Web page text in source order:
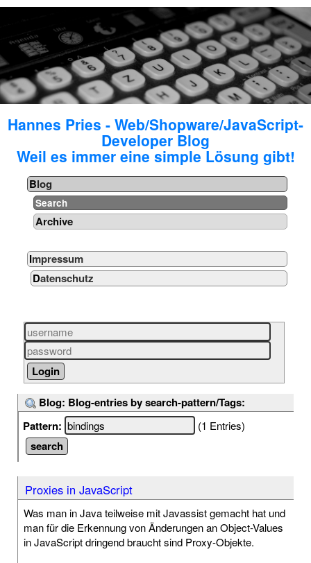
Hannes Pries - Web/Shopware/JavaScript-
Developer Blog
Weil es immer eine simple Lösung gibt!
Blog
Search
Archive
Impressum
Datenschutz
Blog: Blog-entries by search-pattern/Tags:
Pattern:
(1 Entries)
Proxies in JavaScript
Was man in Java teilweise mit Javassist gemacht hat und
man für die Erkennung von Änderungen an Object-Values
in JavaScript dringend braucht sind Proxy-Objekte.